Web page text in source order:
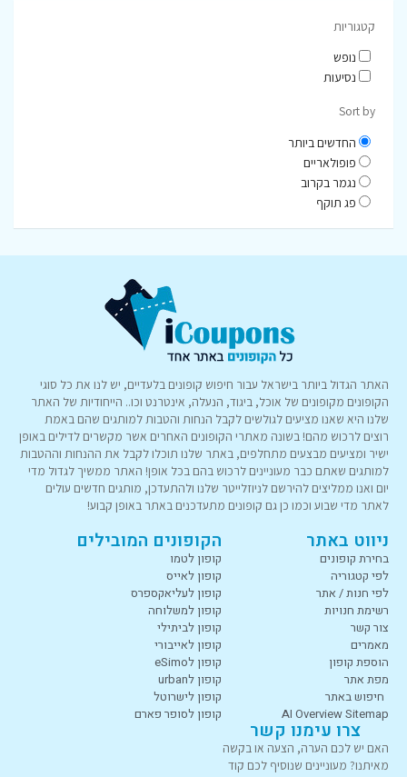
קטגוריות
נופש
נסיעות
Sort by
החדשים ביותר
פופולאריים
נגמר בקרוב
פג תוקף
האתר הגדול ביותר בישראל עבור חיפוש קופונים בלעדיים, יש לנו את כל סוגי
הקופונים מקופונים של אוכל, ביגוד, הנעלה, אינטרנט וכו.. הייחודיות של האתר
שלנו היא שאנו מציעים לגולשים לקבל הנחות והטבות למותגים שהם באמת
רוצים לרכוש מהם! בשונה מאתרי הקופונים האחרים אשר מקשרים לדילים באופן
ישיר ומציעים מבצעים מתחלפים, באתר שלנו תוכלו לקבל את ההנחות וההטבות
למותגים שאתם כבר מעוניינים לרכוש בהם בכל אופן! האתר ממשיך לגדול מדי
יום ואנו ממליצים להירשם לניוזלייטר שלנו ולהתעדכן, מותגים חדשים עולים
לאתר מדי שבוע וכמו כן גם קופונים מתעדכנים באתר באופן קבוע!
ניווט באתר
בחירת קופונים
לפי קטגוריה
לפי חנות / אתר
רשימת חנויות
צור קשר
מאמרים
הוספת קופון
מפת אתר
חיפוש באתר
AI Overview Sitemap
הקופונים המובילים
קופון לטמו
קופון לאייס
קופון לעליאקספרס
קופון למשלוחה
קופון לביתילי
קופון לאייבורי
קופון לeSimo
קופון לurban
קופון לישרוטל
קופון לסופר פארם
צרו עימנו קשר
האם יש לכם הערה, הצעה או בקשה
מאיתנו? מעוניינים שנוסיף לכם קוד